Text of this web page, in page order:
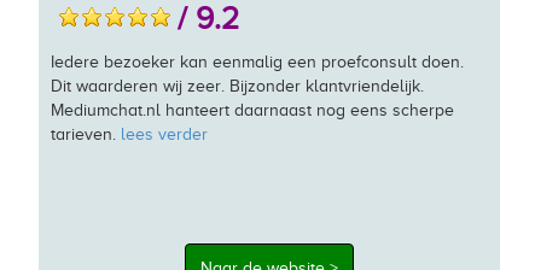
/ 9.2
Iedere bezoeker kan eenmalig een proefconsult doen.
Dit waarderen wij zeer. Bijzonder klantvriendelijk.
Mediumchat.nl hanteert daarnaast nog eens scherpe
tarieven. lees verder